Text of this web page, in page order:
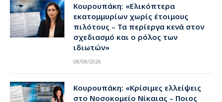
Κουρουπάκη: «Ελικόπτερα
εκατομμυρίων χωρίς έτοιμους
πιλότους – Τα περίεργα κενά στον
σχεδιασμό και ο ρόλος των
ιδιωτών»
08/08/2026
Κουρουπάκη: «Κρίσιμες ελλείψεις
στο Νοσοκομείο Νίκαιας – Ποιος